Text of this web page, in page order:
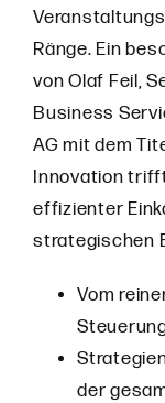
Ränge. Ein
von Olaf Feil,
Business
AG mit dem
Innovation
effizienter
strategischen
Vom
der